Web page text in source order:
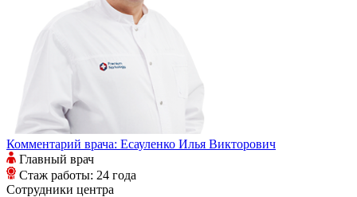
Комментарий врача: Есауленко Илья Викторович
Главный врач
Стаж работы: 24 года
Сотрудники центра